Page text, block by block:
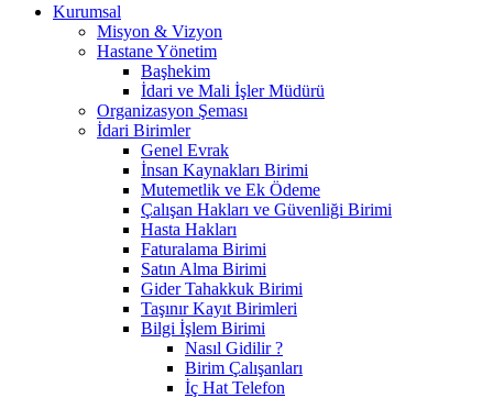
Kurumsal
Misyon & Vizyon
Hastane Yönetim
Başhekim
İdari ve Mali İşler Müdürü
Organizasyon Şeması
İdari Birimler
Genel Evrak
İnsan Kaynakları Birimi
Mutemetlik ve Ek Ödeme
Çalışan Hakları ve Güvenliği Birimi
Hasta Hakları
Faturalama Birimi
Satın Alma Birimi
Gider Tahakkuk Birimi
Taşınır Kayıt Birimleri
Bilgi İşlem Birimi
Nasıl Gidilir ?
Birim Çalışanları
İç Hat Telefon